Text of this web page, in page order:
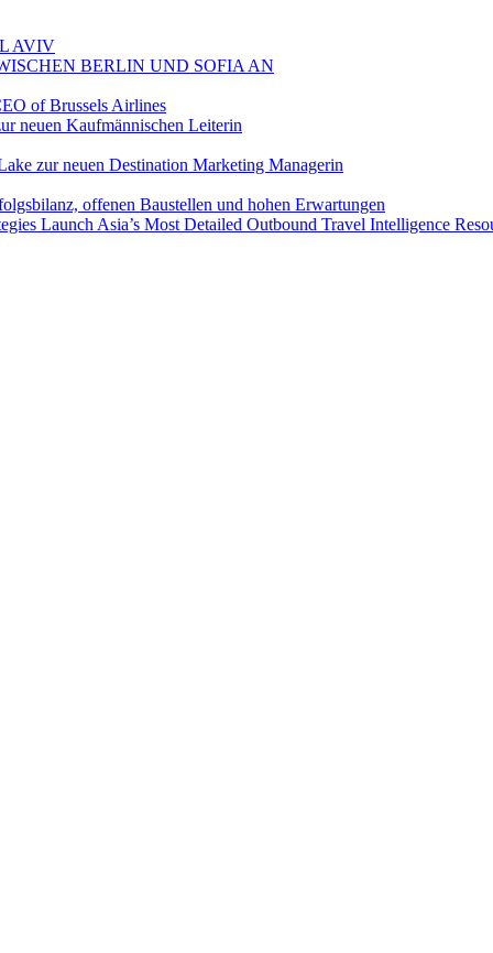
AVIV
BERLIN UND SOFIA AN
of Brussels Airlines
neuen Kaufmännischen Leiterin
zur neuen Destination Marketing Managerin
offenen Baustellen und hohen Erwartungen
Launch Asia’s Most Detailed Outbound Travel Intelligence